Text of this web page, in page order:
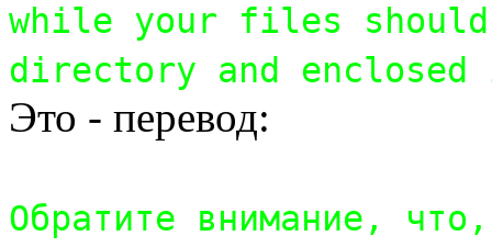
while your files
directory and
Это - перевод:
Обратите внимание,